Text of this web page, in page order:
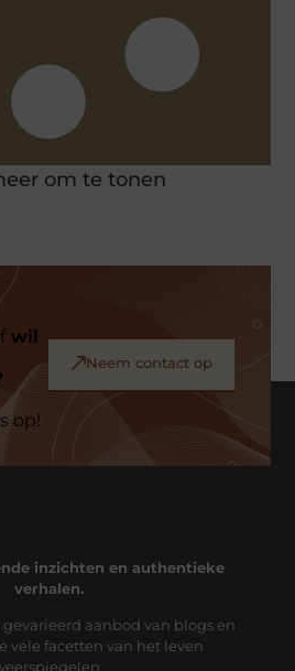
om te tonen
wil
op!
Neem contact op
inzichten en authentieke
verhalen.
aanbod van blogs en
vele facetten van het leven